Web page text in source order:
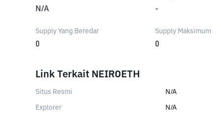
N/A -
Supply Yang Beredar
0
Supply Maksimum
0
Link Terkait NEIROETH
Situs Resmi N/A
Explorer N/A